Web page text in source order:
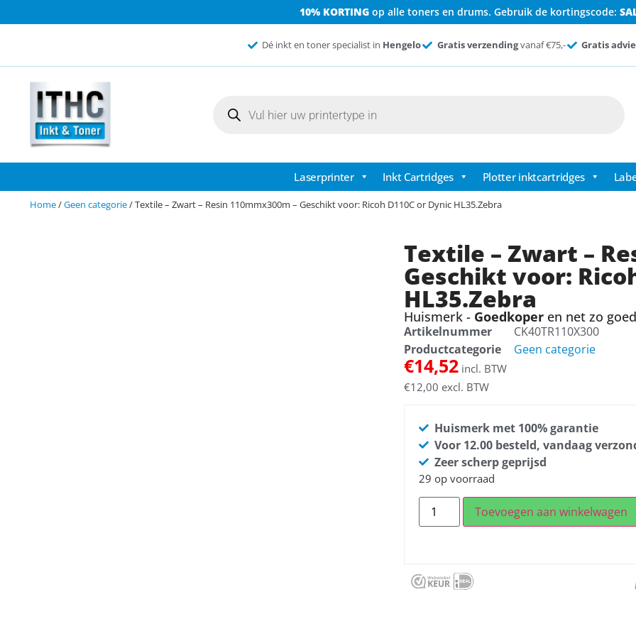
10% KORTINGop alle toners en drums. Gebruik de kortingscode:
Dé inkt en toner specialist in Hengelo Gratis verzendingvanaf €75,- Gratis
Laserprinter Inkt Cartridges Plotter inktcartridges
Home/Geen categorie/ Textile – Zwart – Resin 110mmx300m – Geschikt voor: Ricoh D110C or Dynic HL35.Zebra
Textile – Zwart –
Geschikt voor:
HL35.Zebra
Huismerk - Goedkoperen net zo
Artikelnummer
CK40TR110X300
Productcategorie
Geen categorie
€14,52incl. BTW
€12,00 excl. BTW
Huismerk met 100% garantie
Voor 12.00 besteld, vandaag
Zeer scherp geprijsd
29 op voorraad
Toevoegen aan winkelwagen